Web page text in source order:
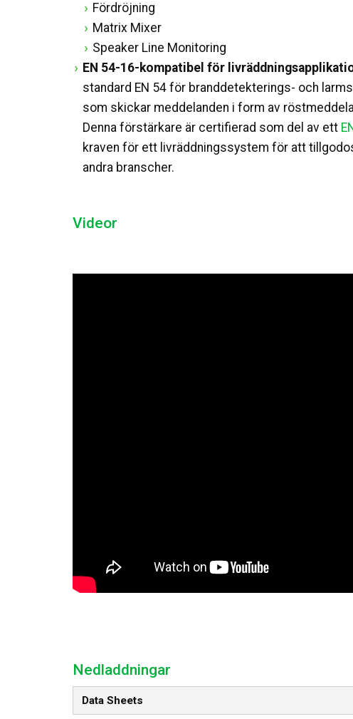
Fördröjning
Matrix Mixer
Speaker Line Monitoring
EN 54-16-kompatibel för
standard EN 54 för branddetekterings- och
som skickar meddelanden i form av
Denna förstärkare är certifierad som del av ett
kraven för ett livräddningssystem för att
andra branscher.
Videor
Nedladdningar
Data Sheets